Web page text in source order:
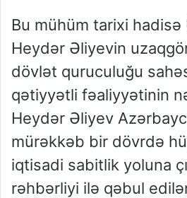
Bu mühüm tarixi
Heydər Əliyevin
dövlət quruculuğu
qətiyyətli fəaliyyətinin
Heydər Əliyev
mürəkkəb bir dövrdə
iqtisadi sabitlik yoluna
rəhbərliyi ilə qəbul